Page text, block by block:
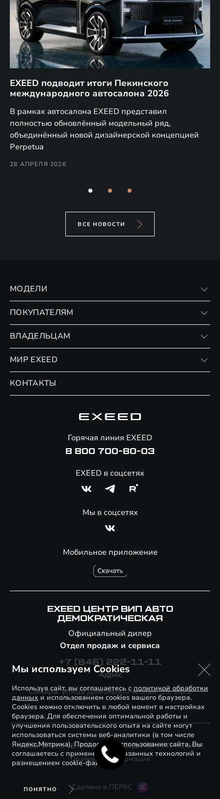
EXEED подводит итоги Пекинского
международного автосалона 2026
В рамках автосалона EXEED представил
полностью обновлённый модельный ряд,
объединённый новой дизайнерской концепцией
Perpetua
28 АПРЕЛЯ 2026
ВСЕ НОВОСТИ
МОДЕЛИ
ПОКУПАТЕЛЯМ
Страхование
ВЛАДЕЛЬЦАМ
Сервис
Помощь на дорогах
Специальные предложения
МИР EXEED
КОНТАКТЫ
Мобильное приложение
Горячая линия EXEED
8 800 700-80-03
EXEED в соцсетях
Мы в соцсетях
EXEED ЦЕНТР ВИП АВТО
ДЕМОКРАТИЧЕСКАЯ
Официальный дилер
Отдел продаж и сервиса
+7 (846) 222-11-11
Адрес
Самара, улица Демократическая, 55, оф.2
© 2026 EXEED ЦЕНТР ВИП АВТО ДЕМОКРАТИЧЕСКАЯ
Правовая информация
Сделано в ПЕРКС
Мы используем Cookies
Используя сайт, вы соглашаетесь сполитикой обработки
данных и использованием cookies вашего браузера.
Cookies можно отключить в любой момент в настройках
браузера. Для обеспечения оптимальной работы и
улучшения пользовательского опыта на сайте могут
использоваться системы веб-аналитики (в том числе
Яндекс.Метрика). Продолжая использование сайта, Вы
соглашаетесь с применением указанных технологий и
размещением cookie-файлов.
ПОНЯТНО